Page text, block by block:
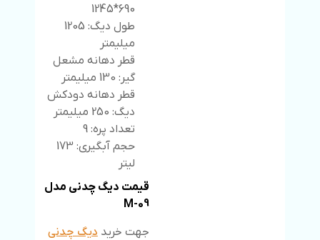
690*1245
طول دیگ: 1205
میلیمتر
قطر دهانه مشعل
گیر: 130 میلیمتر
قطر دهانه دودکش
دیگ: 250 میلیمتر
تعداد پره: 9
حجم آبگیری: 173
لیتر
قیمت دیگ چدنی مدل
M-09
جهت خریددیگ چدنی